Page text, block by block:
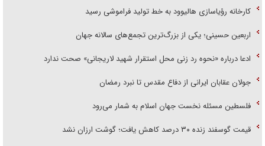
کارخانه رؤیاسازی هالیوود به خط تولید فراموشی رسید
اربعین حسینی؛ یکی از بزرگ‌ترین تجمع‌های سالانه جهان
ادعا درباره «نحوه رد زنی محل استقرار شهید لاریجانی» صحت ندارد
جولان عقابان ایرانی از دفاع مقدس تا نبرد رمضان
فلسطین مسئله نخست جهان اسلام به شمار می‌رود
قیمت گوسفند زنده ۳۰ درصد کاهش یافت؛ گوشت ارزان نشد